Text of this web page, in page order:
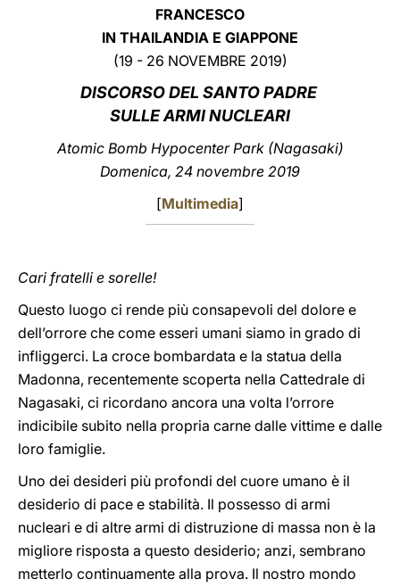
LATINE
FRANCESCO
IN THAILANDIA E GIAPPONE
(19 - 26 NOVEMBRE 2019)
DISCORSO DEL SANTO PADRE
SULLE ARMI NUCLEARI
Atomic Bomb Hypocenter Park (Nagasaki)
Domenica, 24 novembre 2019
[Multimedia]
Cari fratelli e sorelle!
Questo luogo ci rende più consapevoli del dolore e
dell’orrore che come esseri umani siamo in grado di
infliggerci. La croce bombardata e la statua della
Madonna, recentemente scoperta nella Cattedrale di
Nagasaki, ci ricordano ancora una volta l’orrore
indicibile subito nella propria carne dalle vittime e dalle
loro famiglie.
Uno dei desideri più profondi del cuore umano è il
desiderio di pace e stabilità. Il possesso di armi
nucleari e di altre armi di distruzione di massa non è la
migliore risposta a questo desiderio; anzi, sembrano
metterlo continuamente alla prova. Il nostro mondo